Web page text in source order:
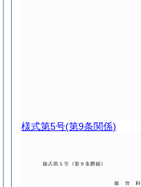
様式第5号(第9条関係)